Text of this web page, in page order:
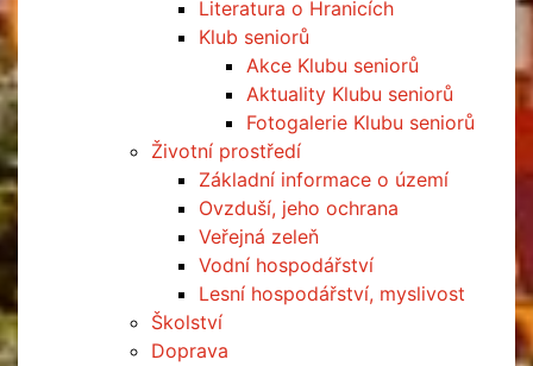
Literatura o Hranicích
Klub seniorů
Akce Klubu seniorů
Aktuality Klubu seniorů
Fotogalerie Klubu seniorů
Životní prostředí
Základní informace o území
Ovzduší, jeho ochrana
Veřejná zeleň
Vodní hospodářství
Lesní hospodářství, myslivost
Školství
Doprava